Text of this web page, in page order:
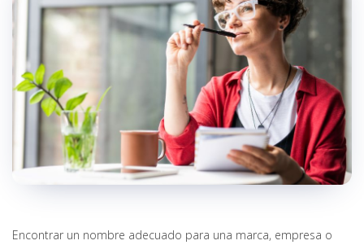
Encontrar un nombre adecuado para una marca, empresa o